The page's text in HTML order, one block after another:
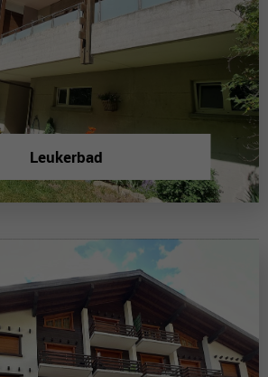
Leukerbad